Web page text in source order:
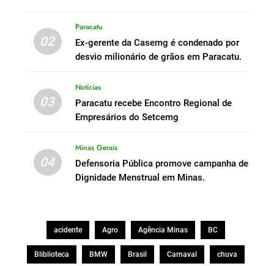
02
Paracatu
Ex-gerente da Casemg é condenado por
desvio milionário de grãos em Paracatu.
03
Notícias
Paracatu recebe Encontro Regional de
Empresários do Setcemg
04
Minas Gerais
Defensoria Pública promove campanha de
Dignidade Menstrual em Minas.
acidente Agro Agência Minas BC
Bliblioteca BMW Brasil Carnaval chuva